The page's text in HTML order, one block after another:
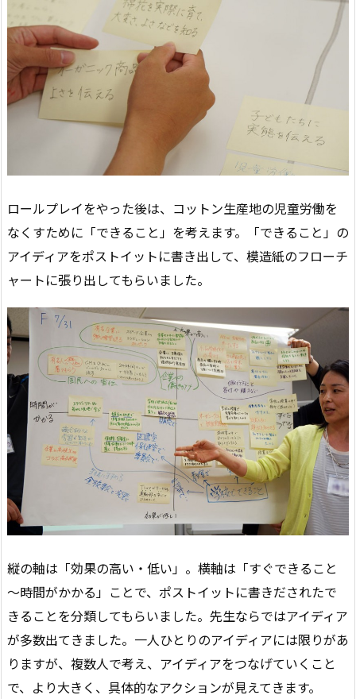
ロールプレイをやった後は、コットン生産地の児童労働を
なくすために「できること」を考えます。「できること」の
アイディアをポストイットに書き出して、模造紙のフローチ
ャートに張り出してもらいました。
縦の軸は「効果の高い・低い」。横軸は「すぐできること
～時間がかかる」ことで、ポストイットに書きだされたで
きることを分類してもらいました。先生ならではアイディア
が多数出てきました。一人ひとりのアイディアには限りがあ
りますが、複数人で考え、アイディアをつなげていくこと
で、より大きく、具体的なアクションが見えてきます。